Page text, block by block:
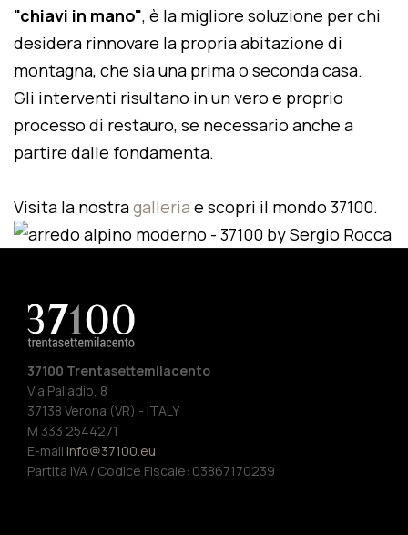
"chiavi in mano", è la migliore soluzione per chi
desidera rinnovare la propria abitazione di
montagna, che sia una prima o seconda casa.
Gli interventi risultano in un vero e proprio
processo di restauro, se necessario anche a
partire dalle fondamenta.
Visita la nostragalleria e scopri il mondo 37100.
37100 Trentasettemilacento
Via Palladio, 8
37138 Verona (VR) - ITALY
M 333 2544271
E-mail info@37100.eu
Partita IVA / Codice Fiscale: 03867170239